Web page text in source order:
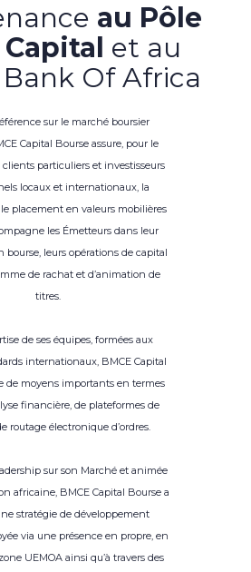
au Pôle
Capital et au
Of Africa
sur le marché boursier
Capital Bourse assure, pour le
clients particuliers et investisseurs
locaux et internationaux, la
placement en valeurs mobilières
les Émetteurs dans leur
leurs opérations de capital
de rachat et d’animation de
titres.
de ses équipes, formées aux
internationaux, BMCE Capital
de moyens importants en termes
financière, de plateformes de
routage électronique d’ordres.
sur son Marché et animée
africaine, BMCE Capital Bourse a
stratégie de développement
via une présence en propre, en
UEMOA ainsi qu’à travers des